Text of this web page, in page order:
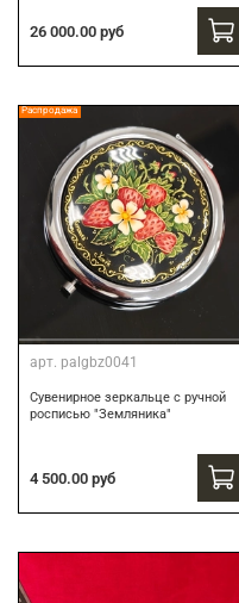
26 000.00 руб
Распродажа
арт. palgbz0041
Сувенирное зеркальце с ручной
росписью "Земляника"
4 500.00 руб